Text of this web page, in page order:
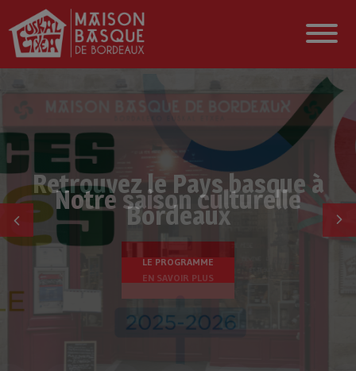
Notre saison culturelle
LE PROGRAMME